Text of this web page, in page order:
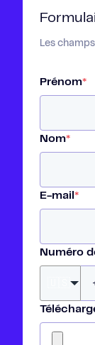
Les
Prénom*
Nom*
E-mail *
Numéro